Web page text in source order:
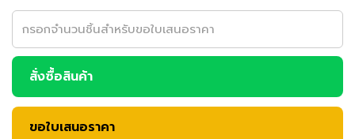
สั่งซื้อสินค้า
ขอใบเสนอราคา